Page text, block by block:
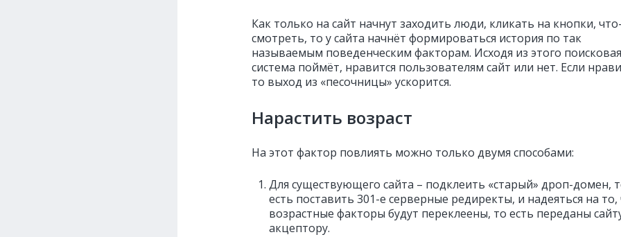
Как только на сайт начнут заходить люди, кликать на кнопки,
смотреть, то у сайта начнёт формироваться история по так
называемым поведенческим факторам. Исходя из этого поисковая
система поймёт, нравится пользователям сайт или нет. Если
то выход из «песочницы» ускорится.
Нарастить возраст
На этот фактор повлиять можно только двумя способами:
Для существующего сайта – подклеить «старый» дроп-домен,
есть поставить 301-е серверные редиректы, и надеяться на то,
возрастные факторы будут переклеены, то есть переданы
акцептору.